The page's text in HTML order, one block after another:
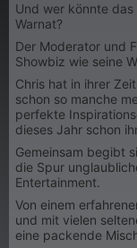
Und wer könnte
Warnat?
Der Moderator und
Showbiz wie seine
Chris hat in ihrer
schon so manche
perfekte
dieses Jahr schon
Gemeinsam begibt
die Spur
Entertainment.
Von einem
und mit vielen
eine packende